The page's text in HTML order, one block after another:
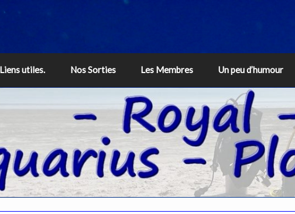
Liens utiles. Nos Sorties Les Membres Un peu d’humour